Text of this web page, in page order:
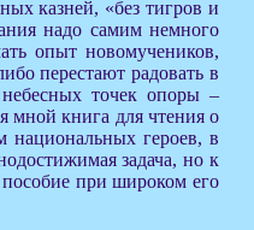
казней, «без тигров и
надо самим немного
опыт новомучеников,
перестают радовать в
точек опоры –
мной книга для чтения о
национальных героев, в
задача, но к
пособие при широком его